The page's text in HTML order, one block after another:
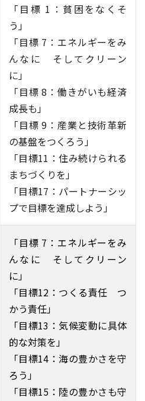
「目標 1：貧困をなくそ
う」
「目標 7：エネルギーをみ
んなに そしてクリーン
に」
「目標 8：働きがいも経済
成長も」
「目標 9：産業と技術革新
の基盤をつくろう」
「目標11：住み続けられる
まちづくりを」
「目標17：パートナーシッ
プで目標を達成しよう」
「目標 7：エネルギーをみ
んなに そしてクリーン
に」
「目標12：つくる責任 つ
かう責任」
「目標13：気候変動に具体
的な対策を」
「目標14：海の豊かさを守
ろう」
「目標15：陸の豊かさも守